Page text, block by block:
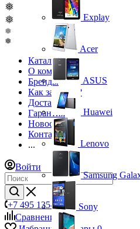
❅
❅
❅
❅
Каталог
О компании
Бренды
Как заказать?
Доставка
Гарантия
Новости
Контакты
...
Войти
+7 495 135-39-43
Сравнение
0
Explay
Acer
ASUS
Huawei
Lenovo
Samsung
Sony